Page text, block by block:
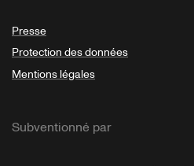
Presse
Protection des données
Mentions légales
Subventionné par